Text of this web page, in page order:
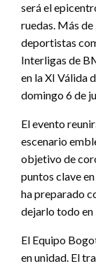
será el
ruedas. Más
deportistas
Interligas de
en la XI Válida
domingo 6 de
El evento
escenario
objetivo de
puntos clave
ha preparado
dejarlo todo en
El Equipo
en unidad. El